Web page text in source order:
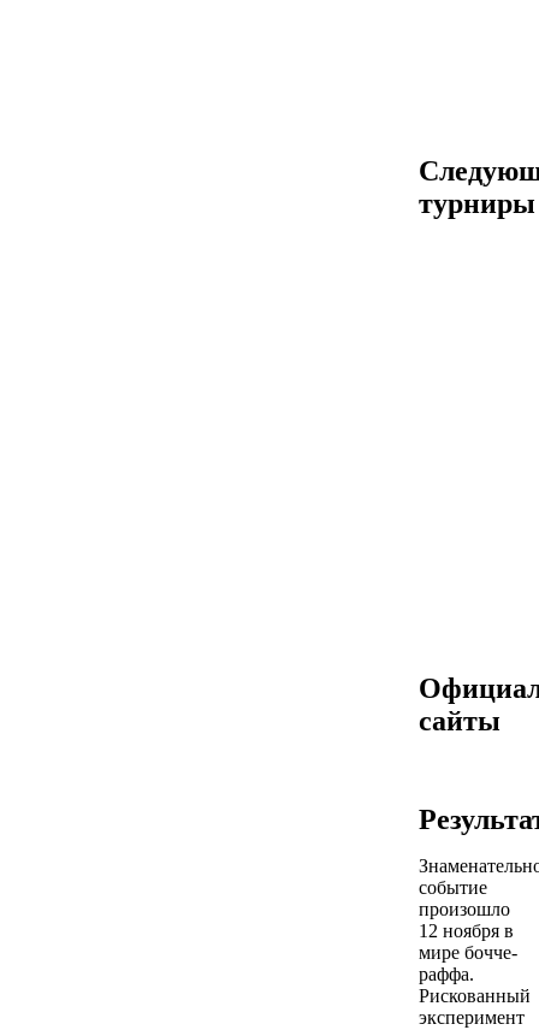
турниры
сайты
событие
произошло
12 ноября в
мире бочче-
раффа.
Рискованный
эксперимент